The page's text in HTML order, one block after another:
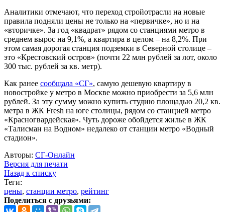
Аналитики отмечают, что переход стройотрасли на новые
правила подняли цены не только на «первичке», но и на
«вторичке». За год «квадрат» рядом со станциями метро в
среднем вырос на 9,1%, а квартира в целом – на 8,2%. При
этом самая дорогая станция подземки в Северной столице –
это «Крестовский остров» (почти 22 млн рублей за лот, около
300 тыс. рублей за кв. метр).
Как ранее сообщала «СГ», самую дешевую квартиру в
новостройке у метро в Москве можно приобрести за 5,6 млн
рублей. За эту сумму можно купить студию площадью 20,2 кв.
метра в ЖК Fresh на юге столицы, рядом со станцией метро
«Красногвардейская». Чуть дороже обойдется жилье в ЖК
«Талисман на Водном» недалеко от станции метро «Водный
стадион».
Авторы: СГ-Онлайн
Версия для печати
Назад к списку
Теги:
цены, станции метро, рейтинг
Поделиться с друзьями: